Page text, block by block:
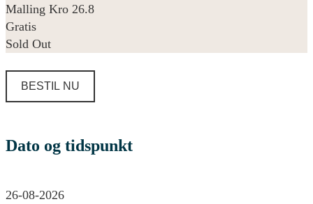
Malling Kro 26.8
Gratis
Sold Out
BESTIL NU
Dato og tidspunkt
26-08-2026